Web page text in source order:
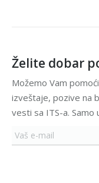
Želite dobar
Možemo Vam
izveštaje, pozive na
vesti sa ITS-a. Samo